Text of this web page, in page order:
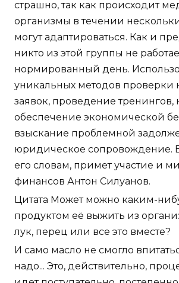
страшно, так как происходит
организмы в течении
могут адаптироваться. Как и
никто из этой группы не
нормированный день.
уникальных методов проверки
заявок, проведение тренингов,
обеспечение экономической
взыскание проблемной
юридическое сопровождение.
его словам, примет участие и
финансов Антон Силуанов.
Цитата Может можно каким-
продуктом её выжить из
лук, перец или все это вместе?
И само масло не смогло
надо... Это, действительно,